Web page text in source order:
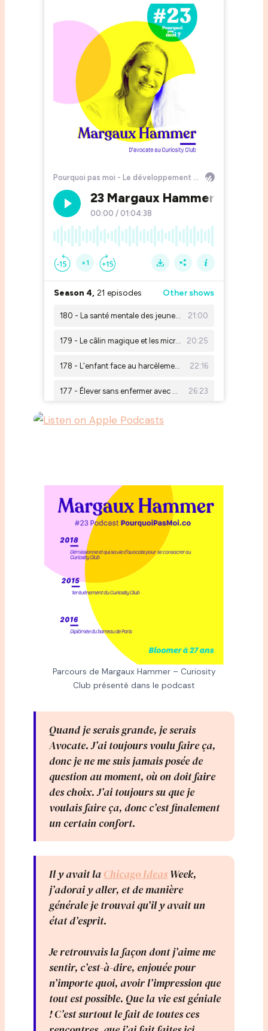
Parcours de Margaux Hammer – Curiosity
Club présenté dans le podcast
Quand je serais grande, je serais
Avocate. J’ai toujours voulu faire ça,
donc je ne me suis jamais posée de
question au moment, où on doit faire
des choix. J’ai toujours su que je
voulais faire ça, donc c’est finalement
un certain confort.
Il y avait la Chicago Ideas Week,
j’adorai y aller, et de manière
générale je trouvai qu’il y avait un
état d’esprit.
Je retrouvais la façon dont j’aime me
sentir, c’est-à-dire, enjouée pour
n’importe quoi, avoir l’impression que
tout est possible. Que la vie est géniale
! C’est surtout le fait de toutes ces